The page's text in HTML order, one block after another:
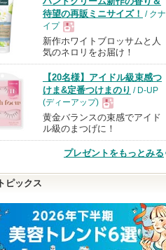
待望の再販ミニサイズ！ / クナ
イプ
現
品
新作ホワイトブロッサムと人
気のネロリをお届け！
【20名様】アイドル級束感つ
けま&定番つけまのり / D-UP
(ディーアップ)
現
品
黄金バランスの束感でアイド
ル級のまつげに！
プレゼントをもっとみる
ピックス